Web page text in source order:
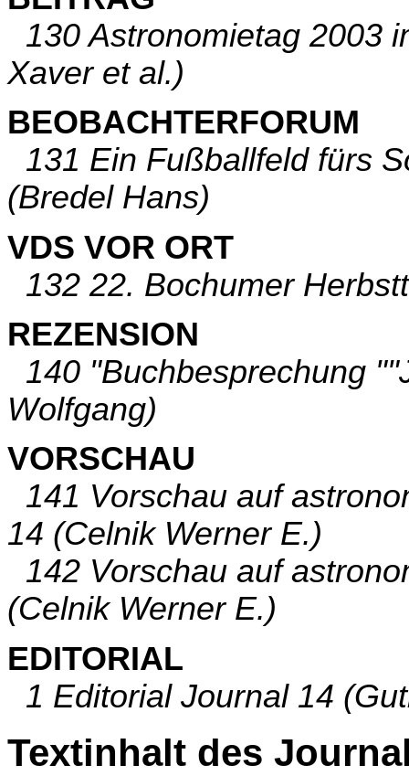
130 Astronomietag 2003
Xaver et al.)
BEOBACHTERFORUM
131 Ein Fußballfeld fürs
(Bredel Hans)
VDS VOR ORT
132 22. Bochumer
REZENSION
140 "Buchbesprechung
Wolfgang)
VORSCHAU
141 Vorschau auf
14 (Celnik Werner E.)
142 Vorschau auf
(Celnik Werner E.)
EDITORIAL
1 Editorial Journal 14
Textinhalt des